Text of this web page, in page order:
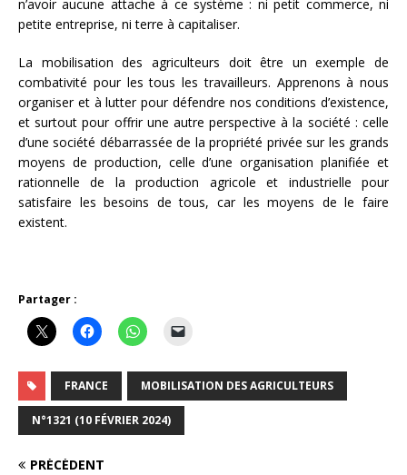
n’avoir aucune attache à ce système : ni petit commerce, ni
petite entreprise, ni terre à capitaliser.
La mobilisation des agriculteurs doit être un exemple de
combativité pour les tous les travailleurs. Apprenons à nous
organiser et à lutter pour défendre nos conditions d’existence,
et surtout pour offrir une autre perspective à la société : celle
d’une société débarrassée de la propriété privée sur les grands
moyens de production, celle d’une organisation planifiée et
rationnelle de la production agricole et industrielle pour
satisfaire les besoins de tous, car les moyens de le faire
existent.
Partager :
FRANCE MOBILISATION DES AGRICULTEURS
N°1321 (10 FÉVRIER 2024)
PRÉCÉDENT